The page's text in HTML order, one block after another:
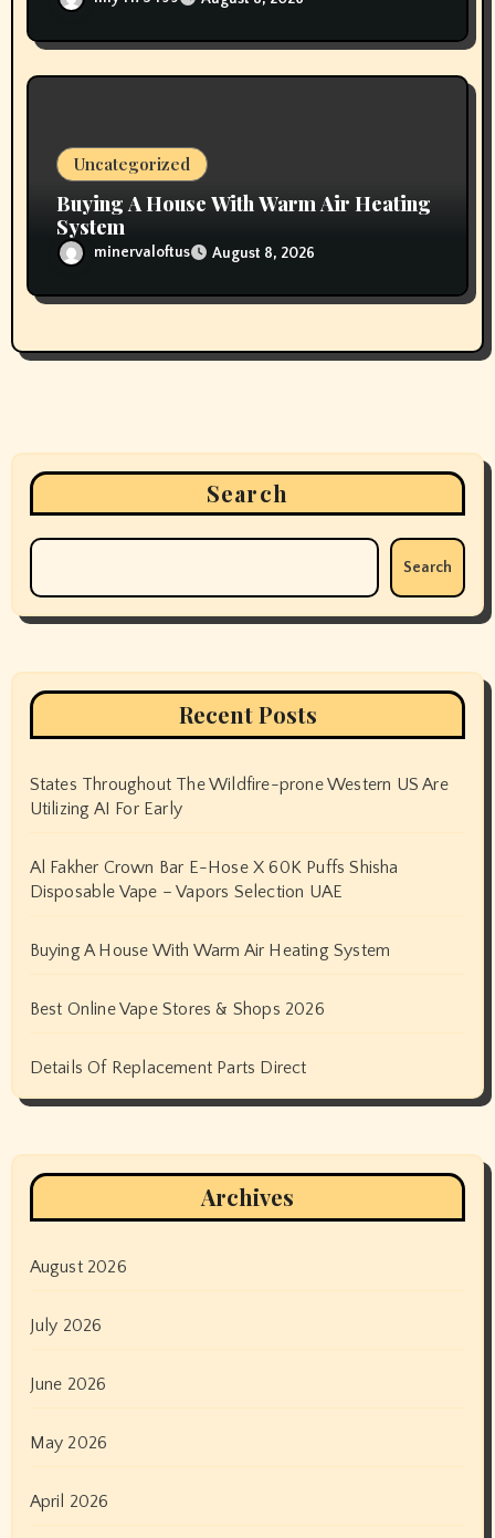
Uncategorized
Buying A House With Warm Air Heating
System
minervaloftus August 8, 2026
Search
Search
Recent Posts
States Throughout The Wildfire-prone Western US Are
Utilizing AI For Early
Al Fakher Crown Bar E-Hose X 60K Puffs Shisha
Disposable Vape – Vapors Selection UAE
Buying A House With Warm Air Heating System
Best Online Vape Stores & Shops 2026
Details Of Replacement Parts Direct
Archives
August 2026
July 2026
June 2026
May 2026
April 2026